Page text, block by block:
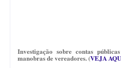
Investigação sobre contas
manobras de vereadores. (VEJA